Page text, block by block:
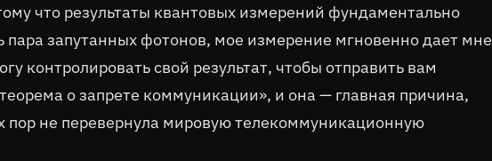
что результаты квантовых измерений фундаментально
пара запутанных фотонов, мое измерение мгновенно дает мне
контролировать свой результат, чтобы отправить вам
о запрете коммуникации», и она — главная причина,
пор не перевернула мировую телекоммуникационную